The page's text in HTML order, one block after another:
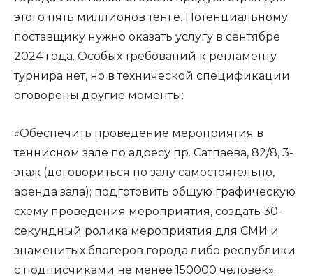
этого пять миллионов тенге. Потенциальному
поставщику нужно оказать услугу в сентябре
2024 года. Особых требований к регламенту
турнира нет, но в технической спецификации
оговорены другие моменты:
«Обеспечить проведение мероприятия в
теннисном зале по адресу пр. Сатпаева, 82/8, 3-
этаж (договориться по залу самостоятельно,
аренда зала); подготовить общую графическую
схему проведения мероприятия, создать 30-
секундный ролика мероприятия для СМИ и
знаменитых блогеров города либо республики
с подписчиками не менее 150000 человек».